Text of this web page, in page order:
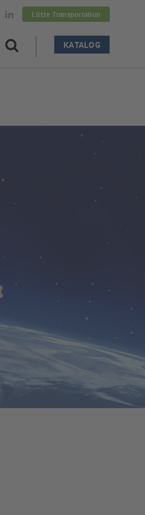
Lütze Transportation
KATALOG